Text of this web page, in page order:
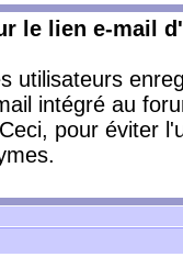
le lien e-mail
utilisateurs
intégré au
pour éviter